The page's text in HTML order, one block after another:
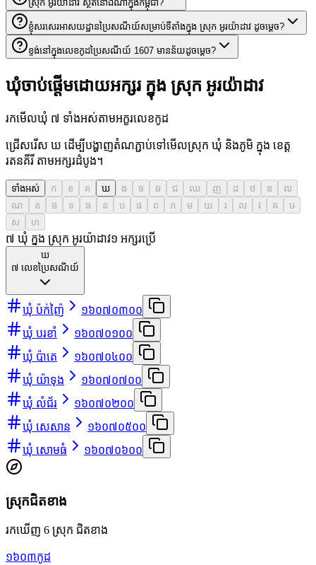
ស្រុក អូរយ៉ាដាវ ស្ថិតនៅឯណាក្នុងកម្ពុជា?
ខ្ញុំសរសេរអាសយដ្ឋានប្រៃសណីយ៍សម្រាប់ទីតាំងក្នុង ស្រុក អូរយ៉ាដាវ ដូចម្តេច?
ខ្ទង់នៅក្នុងលេខកូដប្រៃសណីយ៍ 1607 មានន័យដូចម្តេច?
ឃុំចាប់ផ្តើមដោយអក្សរ ក្នុង ស្រុក អូរយ៉ាដាវ
រកមើលឃុំ ៧ ទាំងអស់តាមអក្ខរលេខកូដ
ជ្រើសរើស ឃ ដើម្បីបង្ហាញតំណភ្ជាប់ទៅមើលស្រុក ឃុំ និងភូមិ ក្នុង ខេត្ត
រតនគីរី តាមអក្សរដំបូង។
ទាំងអស់ ក ខ គ ឃ ង ច ឆ ជ ឈ ញ ដ ឋ ឌ
ឍ
ណ
ត ថ ទ ធ ន ប ផ ព ភ ម យ រ ល វ ឝ
ឞ
ស
ហ
៧ ឃុំ ក្នុង ស្រុក អូរយ៉ាដាវ១ អក្សរប្រើ
ឃ
៧ លេខប្រៃសណីយ៍
ឃុំ ប៉ក់ញ៉ៃ
១៦០៧០៣០០
ឃុំ បរខាំ
១៦០៧០១០០
ឃុំ ប៉ាតេ
១៦០៧០៤០០
ឃុំ យ៉ាទុង
១៦០៧០៧០០
ឃុំ លំជ័រ
១៦០៧០២០០
ឃុំ សេសាន
១៦០៧០៥០០
ឃុំ សោមធំ
១៦០៧០៦០០
ស្រុកជិតខាង
រកឃើញ 6 ស្រុក ជិតខាង
១៦០៣កូដ